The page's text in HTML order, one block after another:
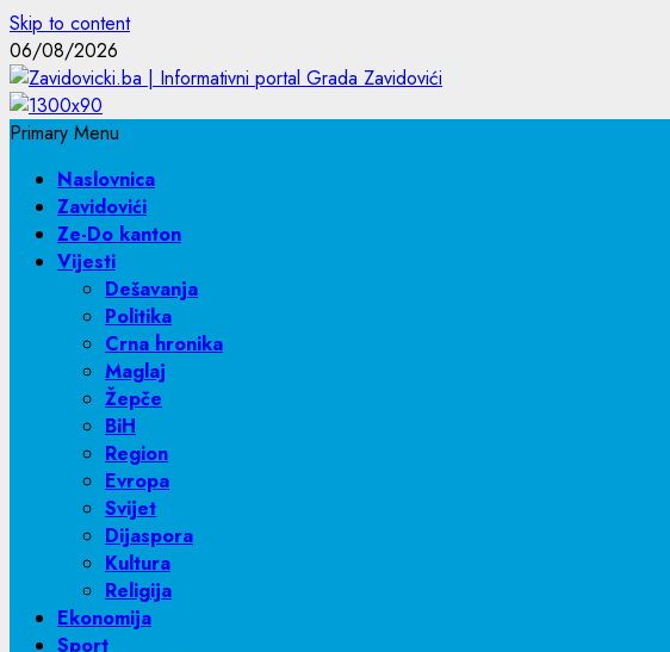
Skip to content
06/08/2026
Primary Menu
Naslovnica
Zavidovići
Ze-Do kanton
Vijesti
Dešavanja
Politika
Crna hronika
Maglaj
Žepče
BiH
Region
Evropa
Svijet
Dijaspora
Kultura
Religija
Ekonomija
Sport